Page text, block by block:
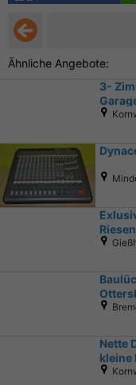
Ähnliche Angebote:
3-
Nette
kleine